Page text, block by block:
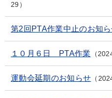
29
第2回PTA作業中止のお知
１０月６日 PTA作業
運動会延期のお知らせ